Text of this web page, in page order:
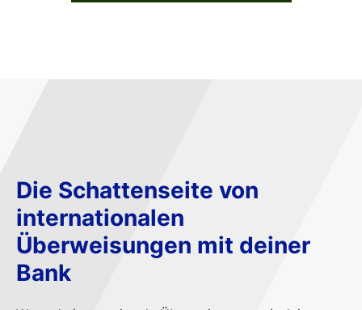
Die Schattenseite von
internationalen
Überweisungen mit deiner
Bank